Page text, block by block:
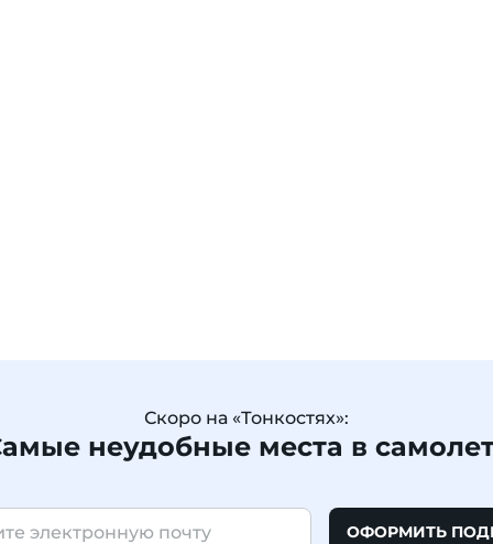
Скоро на «Тонкостях»:
неудобные места в
ОФОРМИТЬ